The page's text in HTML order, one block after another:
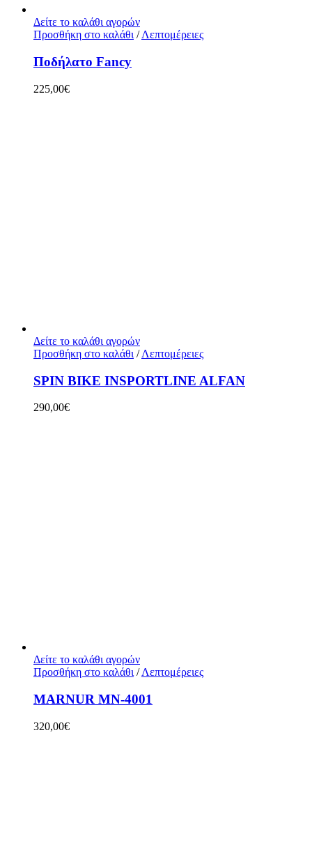
Δείτε το καλάθι αγορών
Προσθήκη στο καλάθι / Λεπτομέρειες
Ποδήλατο Fancy
225,00€
Δείτε το καλάθι αγορών
Προσθήκη στο καλάθι / Λεπτομέρειες
SPIN BIKE INSPORTLINE ALFAN
290,00€
Δείτε το καλάθι αγορών
Προσθήκη στο καλάθι / Λεπτομέρειες
MARNUR MN-4001
320,00€